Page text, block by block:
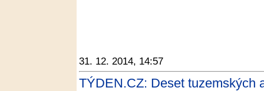
31. 12. 2014, 14:57
TÝDEN.CZ: Deset tuzemských